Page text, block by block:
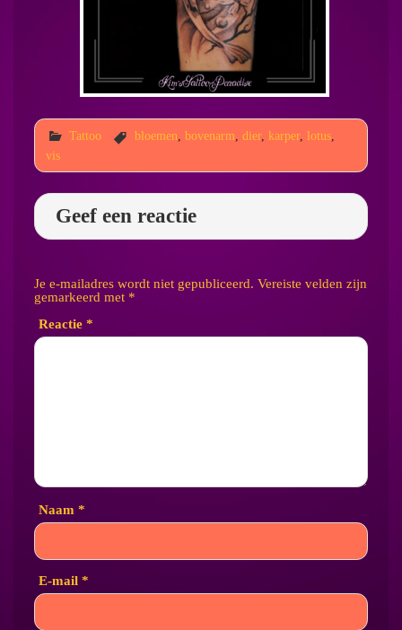
Tattoo bloemen bovenarm dier, karper, lotus,
vis
Geef een reactie
Je e-mailadres wordt niet gepubliceerd. Vereiste velden zijn
gemarkeerd met *
Reactie *
Naam *
E-mail *